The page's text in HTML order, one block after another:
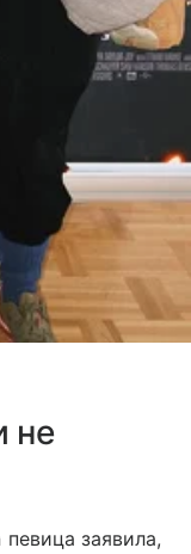
не
заявила,